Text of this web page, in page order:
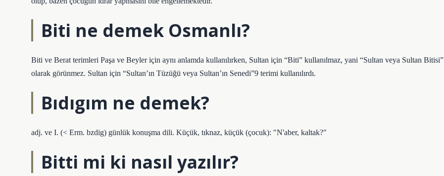
Biti ne demek Osmanlı?
Biti ve Berat terimleri Paşa ve Beyler için aynı anlamda kullanılırken, Sultan için “Biti” kullanılmaz, yani “Sultan veya Sultan Bitisi”
olarak görünmez. Sultan için “Sultan’ın Tüzüğü veya Sultan’ın Senedi”9 terimi kullanılırdı.
Bıdıgım ne demek?
adj. ve I. (< Erm. bzdig) günlük konuşma dili. Küçük, tıknaz, küçük (çocuk): "N'aber, kaltak?"
Bitti mi ki nasıl yazılır?